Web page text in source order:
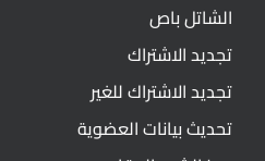
الشاتل باص
تجديد الاشتراك
تجديد الاشتراك للغير
تحديث بيانات العضوية